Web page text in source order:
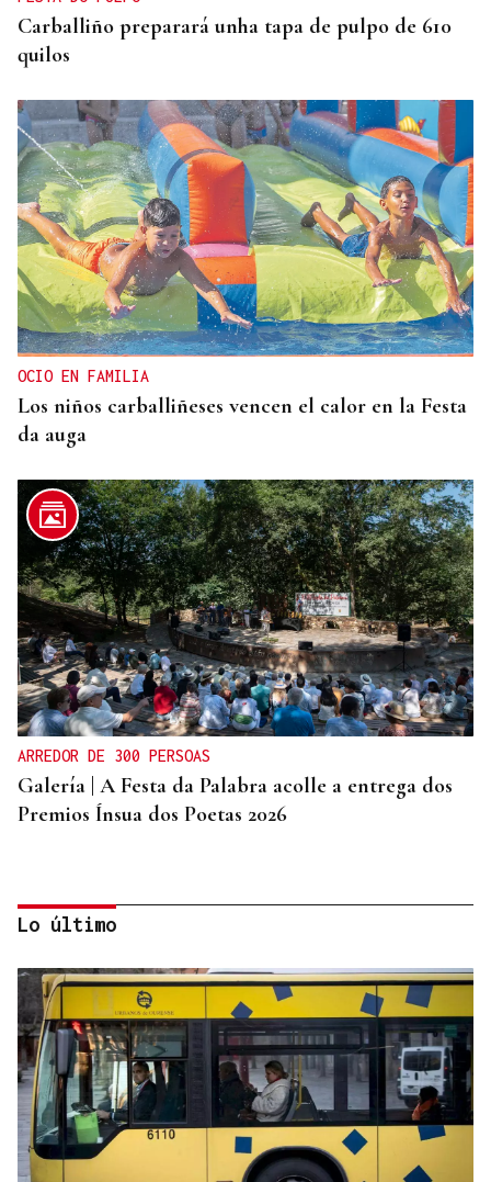
Carballiño preparará unha tapa de pulpo de 610
quilos
OCIO EN FAMILIA
Los niños carballiñeses vencen el calor en la Festa
da auga
ARREDOR DE 300 PERSOAS
Galería | A Festa da Palabra acolle a entrega dos
Premios Ínsua dos Poetas 2026
CRIMEN EN A GRANXA
La jueza insta al CHUO a notificarle el alta de la
Lo último